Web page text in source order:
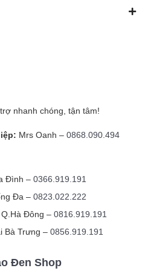
Kết luận Apple
độ theo dõi sức khỏe 🧘‍♀️,
hồ "bé gọn" nhưng không
nhanh chóng, tận tâm!
Mrs Oanh – 0868.090.494
Đình – 0366.919.191
Đa – 0823.022.222
Đông – 0816.919.191
Bà Trưng – 0856.919.191
Đen Shop